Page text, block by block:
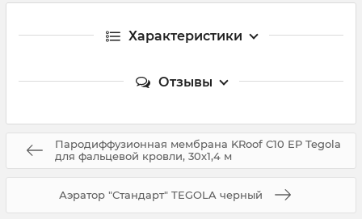
Характеристики
Отзывы
Пародиффузионная мембрана KRoof C10 EP Tegola
для фальцевой кровли, 30х1,4 м
Аэратор "Стандарт" TEGOLA черный